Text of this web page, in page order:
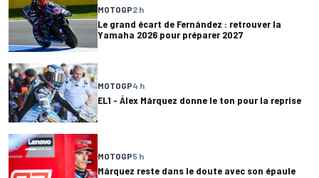
MOTOGP2 h
Le grand écart de Fernández : retrouver la
Yamaha 2026 pour préparer 2027
MOTOGP4 h
EL1 - Álex Márquez donne le ton pour la reprise
MOTOGP5 h
Márquez reste dans le doute avec son épaule